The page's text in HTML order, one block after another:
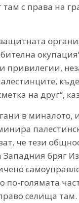
с права на
привилегии,
на друг“,
в миналото,
че тези
бряг
голямата
селища там.